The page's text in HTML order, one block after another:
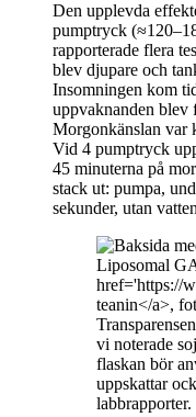
Den upplevda
pumptryck
rapporterade flera
blev djupare och
Insomningen kom
uppvaknanden blev
Morgonkänslan var
Vid 4 pumptryck
45 minuterna på
stack ut: pumpa,
sekunder, utan
vi noterade
flaskan bör
uppskattar
labbrapporter.